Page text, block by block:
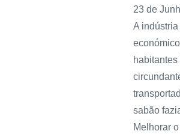
23 de
A
sabão
Melhorar